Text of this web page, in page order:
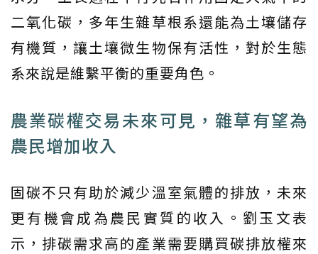
二氧化碳，多年生雜草根系還能為土壤儲存
有機質，讓土壤微生物保有活性，對於生態
系來說是維繫平衡的重要角色。
農業碳權交易未來可見，雜草有望為
農民增加收入
固碳不只有助於減少溫室氣體的排放，未來
更有機會成為農民實質的收入。劉玉文表
示，排碳需求高的產業需要購買碳排放權來